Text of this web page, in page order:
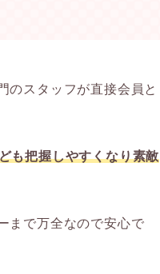
のスタッフが直接会員と
も把握しやすくなり素敵
まで万全なので安心で